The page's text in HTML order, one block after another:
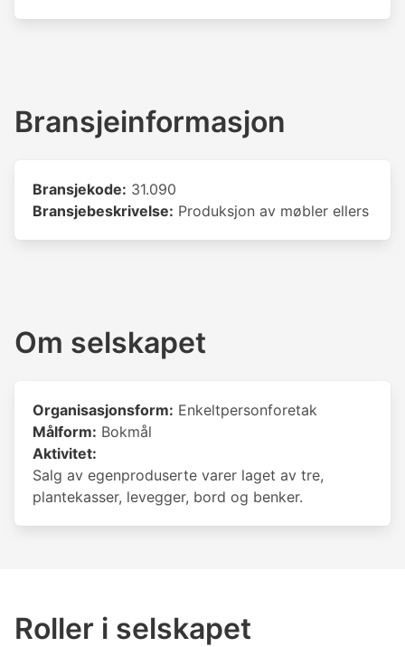
Bransjeinformasjon
Bransjekode: 31.090
Bransjebeskrivelse: Produksjon av møbler ellers
Om selskapet
Organisasjonsform: Enkeltpersonforetak
Målform: Bokmål
Aktivitet:
Salg av egenproduserte varer laget av tre,
plantekasser, levegger, bord og benker.
Roller i selskapet